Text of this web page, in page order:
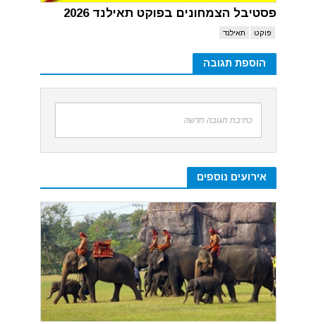
פסטיבל הצמחונים בפוקט תאילנד 2026
פוקט תאילנד
הוספת תגובה
כתיבת תגובה חדשה
אירועים נוספים